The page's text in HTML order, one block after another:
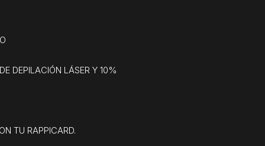
DEPILACIÓN LÁSER Y 10%
TU RAPPICARD.